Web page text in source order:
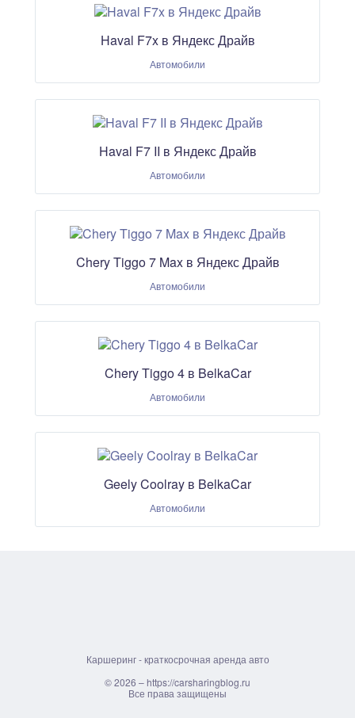
Haval F7x в Яндекс Драйв
Автомобили
Haval F7 II в Яндекс Драйв
Автомобили
Chery Tiggo 7 Max в Яндекс Драйв
Автомобили
Chery Tiggo 4 в BelkaCar
Автомобили
Geely Coolray в BelkaCar
Автомобили
Каршеринг - краткосрочная аренда авто
© 2026 – https://carsharingblog.ru
Все права защищены